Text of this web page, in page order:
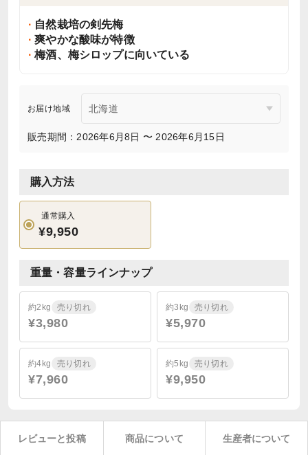
自然栽培の剣先梅
爽やかな酸味が特徴
梅酒、梅シロップに向いている
お届け地域
販売期間：2026年6月8日 〜 2026年6月15日
購入方法
通常購入
¥9,950
重量・容量ラインナップ
約2kg 売り切れ
¥3,980
約3kg 売り切れ
¥5,970
約4kg 売り切れ
¥7,960
約5kg 売り切れ
¥9,950
レビューと投稿 商品について 生産者について